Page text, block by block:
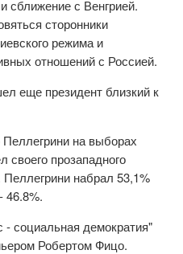
сближение с Венгрией.
сторонники
режима и
отношений с Россией.
еще президент близкий к
на выборах
своего прозападного
набрал 53,1%
46.8%.
- социальная демократия"
Робертом Фицо.